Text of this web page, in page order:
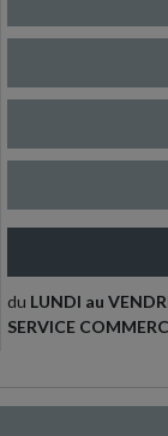
du LUNDI au
SERVICE